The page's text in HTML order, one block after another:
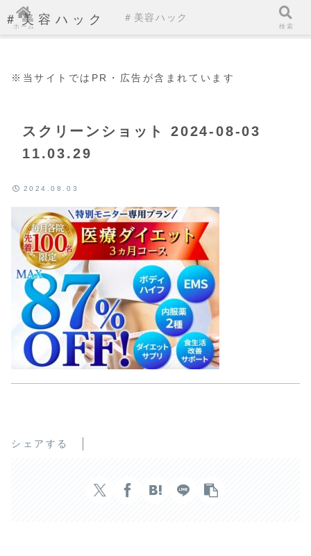
＃美容ハック
※当サイトではPR・広告が含まれています
スクリーンショット 2024-08-03
11.03.29
2024.08.03
シェアする
ホーム
＃美容ハック
検索